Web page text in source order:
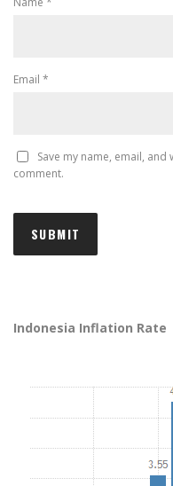
Email *
Save my name, email,
comment.
Indonesia Inflation Rate